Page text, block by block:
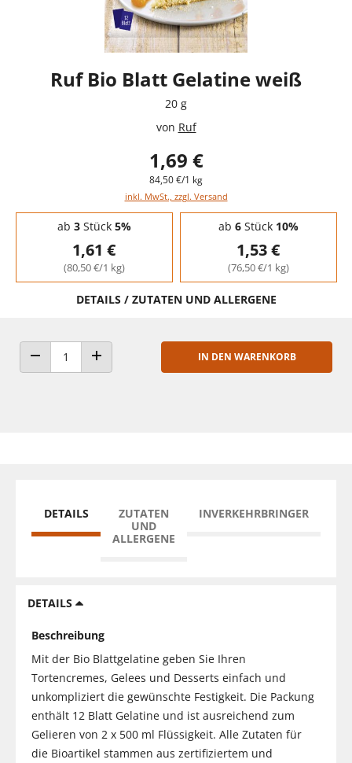
Ruf Bio Blatt Gelatine weiß
20 g
von Ruf
1,69 €
84,50 €/1 kg
inkl. MwSt., zzgl. Versand
Staffelpreise - Mengenrabatt
ab 3Stück 5%
1,61 €
(80,50 €/1 kg)
ab 6Stück 10%
1,53 €
(76,50 €/1 kg)
DETAILS / ZUTATEN UND ALLERGENE
ANZAHL VERRINGERNANZAHL ERHÖHEN
IN DEN WARENKORB
DETAILS
ZUTATEN
UND
ALLERGENE
INVERKEHRBRINGER
DETAILS
Beschreibung
Mit der Bio Blattgelatine geben Sie Ihren
Tortencremes, Gelees und Desserts einfach und
unkompliziert die gewünschte Festigkeit. Die Packung
enthält 12 Blatt Gelatine und ist ausreichend zum
Gelieren von 2 x 500 ml Flüssigkeit. Alle Zutaten für
die Bioartikel stammen aus zertifiziertem und